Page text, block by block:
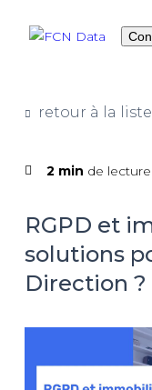
retour à la liste
2 min de lecture
RGPD et
solutions
Direction ?